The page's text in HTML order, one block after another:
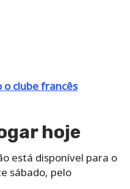
o clube francês
hoje
está disponível para o
sábado, pelo